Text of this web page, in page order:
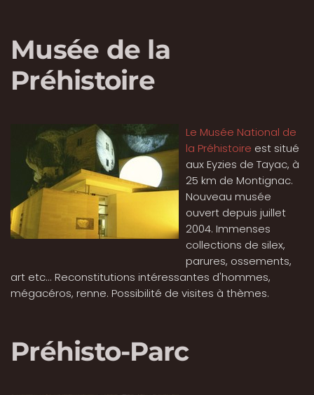
Musée de la
Préhistoire
Le Musée National de
la Préhistoire est situé
aux Eyzies de Tayac, à
25 km de Montignac.
Nouveau musée
ouvert depuis juillet
2004. Immenses
collections de silex,
parures, ossements,
art etc... Reconstitutions intéressantes d'hommes,
mégacéros, renne. Possibilité de visites à thèmes.
Préhisto-Parc